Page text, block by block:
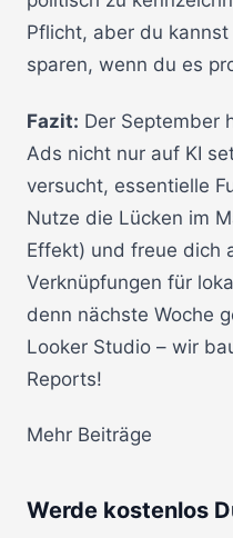
Pflicht, aber du
sparen, wenn du es
Fazit: Der September
Ads nicht nur auf KI
versucht, essentielle
Nutze die Lücken im
Effekt) und freue dich
Verknüpfungen für
denn nächste Woche
Looker Studio – wir
Reports!
Mehr Beiträge
Werde kostenlos